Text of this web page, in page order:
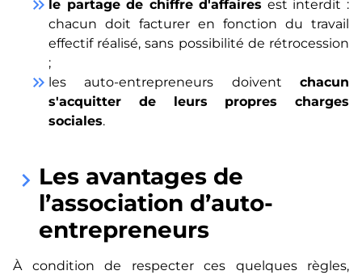
keyboard_double_arrow_right le partage de chiffre d'affaires est interdit :
chacun doit facturer en fonction du travail
effectif réalisé, sans possibilité de rétrocession
;
keyboard_double_arrow_right les auto-entrepreneurs doivent chacun
s'acquitter de leurs propres charges
sociales.
keyboard_arrow_right Les avantages de
l’association d’auto-
entrepreneurs
À condition de respecter ces quelques règles,